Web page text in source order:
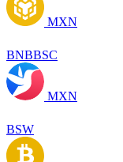
MXN
BNBBSC
MXN
BSW